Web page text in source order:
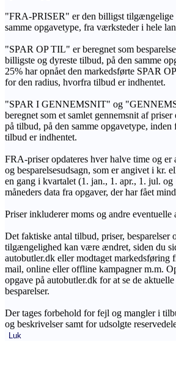
"FRA-PRISER" er den billigst tilgængelige
samme opgavetype, fra værksteder i hele
"SPAR OP TIL" er beregnet som
billigste og dyreste tilbud, på den samme
25% har opnået den markedsførte SPAR
for den radius, hvorfra tilbud er indhentet.
"SPAR I GENNEMSNIT" og
beregnet som et samlet gennemsnit af priser
på tilbud, på den samme opgavetype,
tilbud er indhentet.
FRA-priser opdateres hver halve time og
og besparelsesudsagn, som er angivet i kr.
en gang i kvartalet (1. jan., 1. apr., 1. jul. og
måneders data fra opgaver, der har fået
Priser inkluderer moms og andre eventuelle
Det faktiske antal tilbud, priser, besparelser
tilgængelighed kan være ændret, siden du
autobutler.dk eller modtaget markedsføring
mail, online eller offline kampagner m.m.
opgave på autobutler.dk for at se de
besparelser.
Der tages forbehold for fejl og mangler i
og beskrivelser samt for udsolgte
Luk